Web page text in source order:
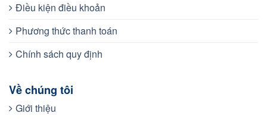
Điều kiện điều khoản
Phương thức thanh toán
Chính sách quy định
Về chúng tôi
Giới thiệu